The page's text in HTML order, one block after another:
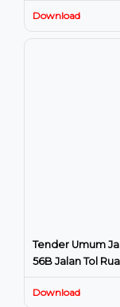
Download
Tender Umum
56B Jalan Tol
Download